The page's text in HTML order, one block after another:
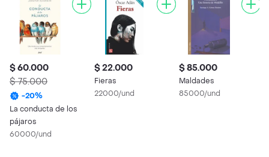
$ 60.000
$ 75.000
-20%
La conducta de los
pájaros
60000/und
$ 22.000
Fieras
22000/und
$ 85.000
Maldades
85000/und